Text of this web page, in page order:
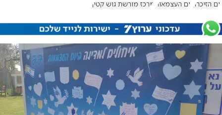
יום הזיכרון יום העצמאות מרכז מורשת גוש קטיף